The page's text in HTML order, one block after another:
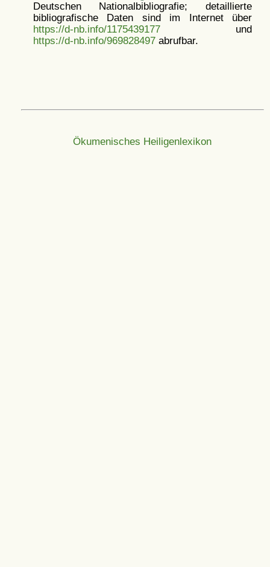
Deutschen Nationalbibliografie; detaillierte
bibliografische Daten sind im Internet über
https://d-nb.info/1175439177und
https://d-nb.info/969828497abrufbar.
Ökumenisches Heiligenlexikon